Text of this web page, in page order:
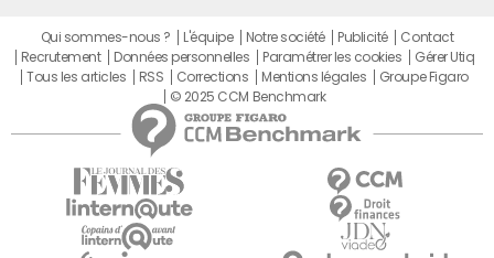
Qui sommes-nous ? L'équipe Notre société Publicité
Contact
Recrutement
Données personnelles Paramétrer les cookies
Gérer Utiq
Tous les articles
RSS Corrections Mentions légales
Groupe Figaro
© 2025 CCM Benchmark